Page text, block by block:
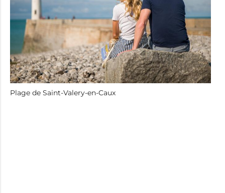
Plage de Saint-Valery-en-Caux